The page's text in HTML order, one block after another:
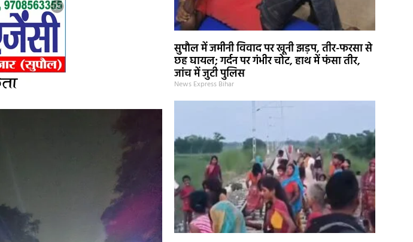
सुपौल में जमीनी विवाद पर खूनी झड़प, तीर-फरसा से
छह घायल; गर्दन पर गंभीर चोट, हाथ में फंसा तीर,
जांच में जुटी पुलिस
News Express Bihar